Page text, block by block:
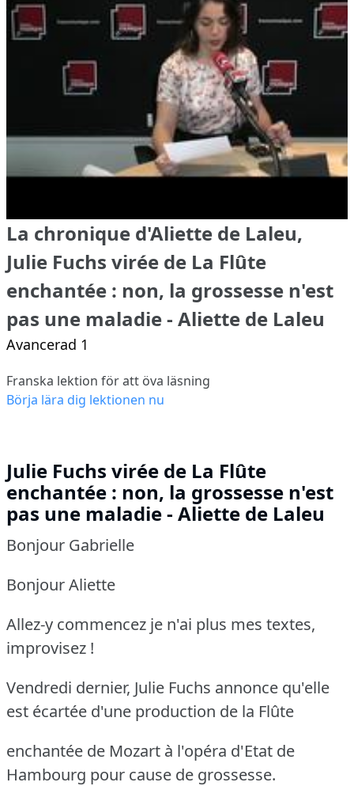
La chronique d'Aliette de Laleu,
Julie Fuchs virée de La Flûte
enchantée : non, la grossesse n'est
pas une maladie - Aliette de Laleu
Avancerad 1
Franska lektion för att öva läsning
Börja lära dig lektionen nu
Julie Fuchs virée de La Flûte
enchantée : non, la grossesse n'est
pas une maladie - Aliette de Laleu
Bonjour Gabrielle
Bonjour Aliette
Allez-y commencez je n'ai plus mes textes,
improvisez !
Vendredi dernier, Julie Fuchs annonce qu'elle
est écartée d'une production de la Flûte
enchantée de Mozart à l'opéra d'Etat de
Hambourg pour cause de grossesse.